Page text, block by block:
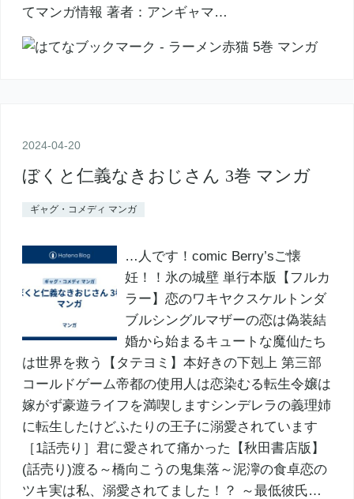
てマンガ情報 著者：アンギャマ…
2024-04-20
ぼくと仁義なきおじさん 3巻 マンガ
ギャグ・コメディ マンガ
…人です！comic Berry’sご懐
妊！！氷の城壁 単行本版【フルカ
ラー】恋のワキヤクスケルトンダ
ブルシングルマザーの恋は偽装結
婚から始まるキュートな魔仙たち
は世界を救う【タテヨミ】本好きの下剋上 第三部
コールドゲーム帝都の使用人は恋染むる転生令嬢は
嫁がず豪遊ライフを満喫しますシンデレラの義理姉
に転生したけどふたりの王子に溺愛されています
［1話売り］君に愛されて痛かった【秋田書店版】
(話売り)渡る～橋向こうの鬼集落～泥濘の食卓恋の
ツキ実は私、溺愛されてました！？ ～最低彼氏…